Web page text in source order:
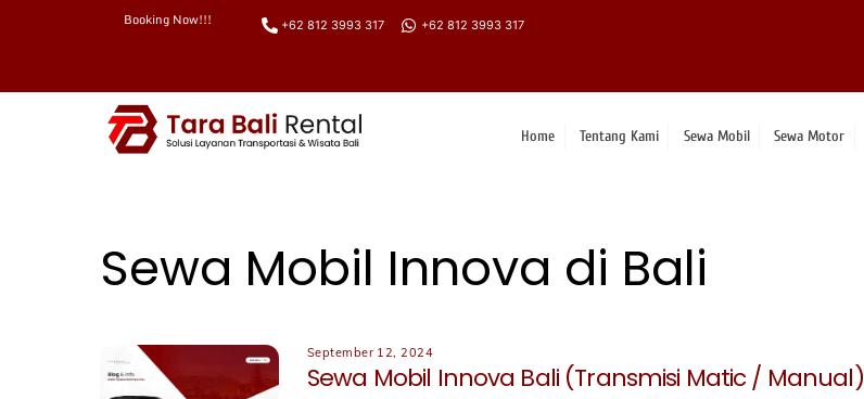
Booking Now!!! +62 812 3993 317 +62 812 3993 317
Home Tentang Kami Sewa Mobil Sewa Motor
Sewa Mobil Innova di Bali
September 12, 2024
Sewa Mobil Innova Bali (Transmisi Matic / Manual)